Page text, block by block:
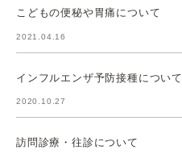
こどもの便秘や胃痛について
2021.04.16
インフルエンザ予防接種について
2020.10.27
訪問診療・往診について